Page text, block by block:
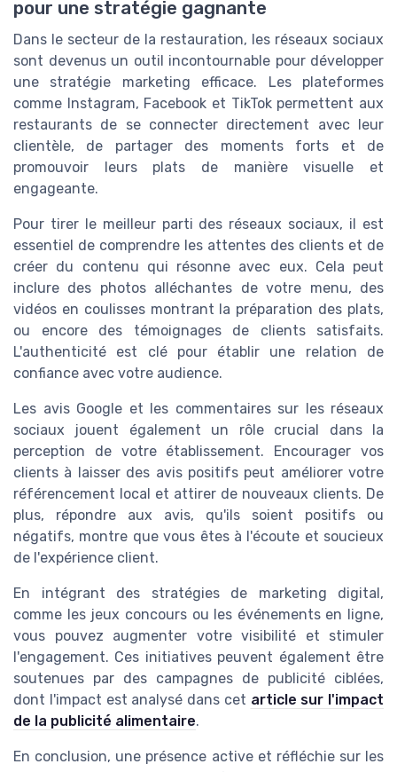
pour une stratégie gagnante
Dans le secteur de la restauration, les réseaux sociaux
sont devenus un outil incontournable pour développer
une stratégie marketing efficace. Les plateformes
comme Instagram, Facebook et TikTok permettent aux
restaurants de se connecter directement avec leur
clientèle, de partager des moments forts et de
promouvoir leurs plats de manière visuelle et
engageante.
Pour tirer le meilleur parti des réseaux sociaux, il est
essentiel de comprendre les attentes des clients et de
créer du contenu qui résonne avec eux. Cela peut
inclure des photos alléchantes de votre menu, des
vidéos en coulisses montrant la préparation des plats,
ou encore des témoignages de clients satisfaits.
L'authenticité est clé pour établir une relation de
confiance avec votre audience.
Les avis Google et les commentaires sur les réseaux
sociaux jouent également un rôle crucial dans la
perception de votre établissement. Encourager vos
clients à laisser des avis positifs peut améliorer votre
référencement local et attirer de nouveaux clients. De
plus, répondre aux avis, qu'ils soient positifs ou
négatifs, montre que vous êtes à l'écoute et soucieux
de l'expérience client.
En intégrant des stratégies de marketing digital,
comme les jeux concours ou les événements en ligne,
vous pouvez augmenter votre visibilité et stimuler
l'engagement. Ces initiatives peuvent également être
soutenues par des campagnes de publicité ciblées,
dont l'impact est analysé dans cet article sur l'impact
de la publicité alimentaire.
En conclusion, une présence active et réfléchie sur les